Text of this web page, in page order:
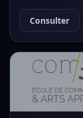
Consulter